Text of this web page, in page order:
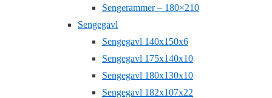
Sengerammer – 180×210
Sengegavl
Sengegavl 140x150x6
Sengegavl 175x140x10
Sengegavl 180x130x10
Sengegavl 182x107x22